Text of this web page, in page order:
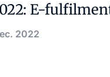
E-
2022